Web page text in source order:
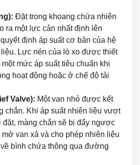
Đặt trong khoang chứa nhiên
ra một lực cản nhất định lên
định áp suất cơ bản của hệ
Lực nén của lò xo được thiết
một mức áp suất tiêu chuẩn khi
hoạt động hoặc ở chế độ tải
Valve): Một van nhỏ được kết
chắn. Khi áp suất nhiên liệu vượt
đặt, màng chắn sẽ bị đẩy ngược
mở van xả và cho phép nhiên liệu
bình chứa thông qua đường